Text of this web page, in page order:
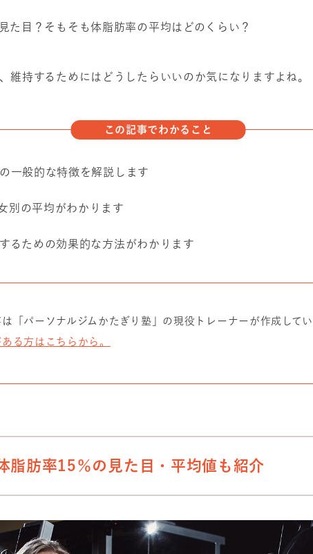
た目？そもそも体脂肪率の平均はどのくらい？
維持するためにはどうしたらいいのか気になりますよね。
この記事でわかること
一般的な特徴を解説します
別の平均がわかります
るための効果的な方法がわかります
は「パーソナルジムかたぎり塾」の現役トレーナーが作成して
る方はこちらから。
脂肪率15％の見た目・平均値も紹介